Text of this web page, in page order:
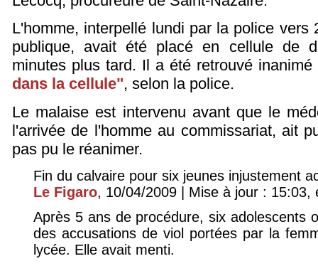
L'homme, interpellé lundi par la police
publique, avait été placé en cellule de
minutes plus tard. Il a été retrouvé
dans la cellule", selon la police.
Le malaise est intervenu avant que le
l'arrivée de l'homme au commissariat, ait
pas pu le réanimer.
Fin du calvaire pour six jeunes injustement
Le Figaro, 10/04/2009 | Mise à jour : 15:03,
Après 5 ans de procédure, six adolescents
des accusations de viol portées par la
lycée. Elle avait menti.